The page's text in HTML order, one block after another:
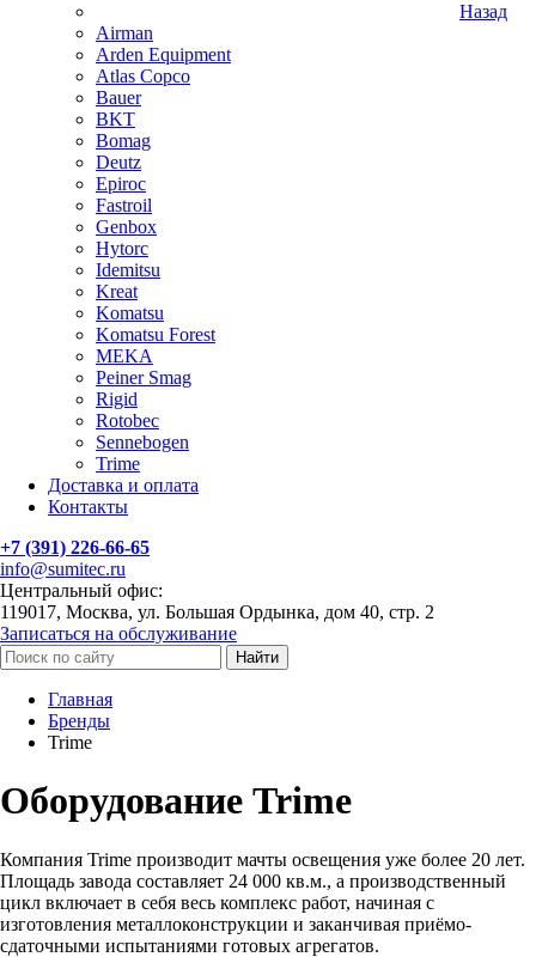
Назад
Airman
Arden Equipment
Atlas Сopco
Bauer
BKT
Bomag
Deutz
Epiroc
Fastroil
Genbox
Hytorc
Idemitsu
Kreat
Komatsu
Komatsu Forest
MEKA
Peiner Smag
Rigid
Rotobec
Sennebogen
Trime
Доставка и оплата
Контакты
+7 (391) 226-66-65
info@sumitec.ru
Центральный офис:
119017, Москва, ул. Большая Ордынка, дом 40, стр. 2
Записаться на обслуживание
Найти
Главная
Бренды
Trime
Оборудование Trime
Компания Trime производит мачты освещения уже более 20 лет.
Площадь завода составляет 24 000 кв.м., а производственный
цикл включает в себя весь комплекс работ, начиная с
изготовления металлоконструкции и заканчивая приёмо-
сдаточными испытаниями готовых агрегатов.